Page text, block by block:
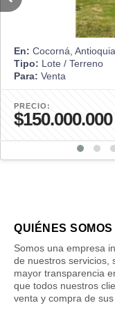
En: Cocorná, Antioquia
Tipo: Lote / Terreno
Para: Venta
PRECIO:
$150.000.000
QUIÉNES SOMOS
Somos una empresa
de nuestros servicios,
mayor transparencia
que todos nuestros
venta y compra de sus